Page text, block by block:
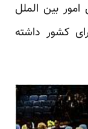
بین الملل
کشور داشته